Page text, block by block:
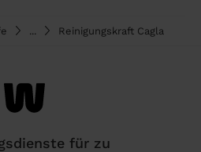
Reinigungskraft Cagla
für zu